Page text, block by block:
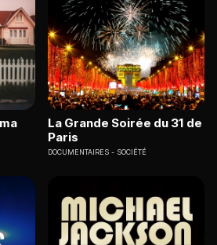
La Grande Soirée du 31 de
Paris
DOCUMENTAIRES SOCIÉTÉ